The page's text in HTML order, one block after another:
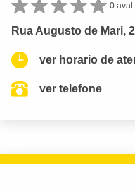
0 aval.
Rua Augusto de Mari,
ver horario de
ver telefone